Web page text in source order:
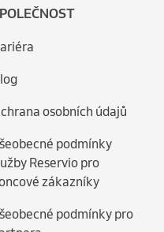
osobních údajů
podmínky
Reservio pro
zákazníky
podmínky pro